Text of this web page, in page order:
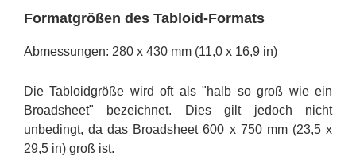
Formatgrößen des Tabloid-Formats
Abmessungen: 280 x 430 mm (11,0 x 16,9 in)
Die Tabloidgröße wird oft als "halb so groß wie ein
Broadsheet" bezeichnet. Dies gilt jedoch nicht
unbedingt, da das Broadsheet 600 x 750 mm (23,5 x
29,5 in) groß ist.